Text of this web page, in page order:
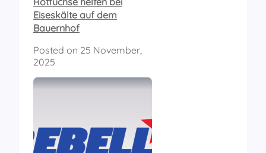
Eiseskälte auf dem
Bauernhof
Posted on 25 November,
2025